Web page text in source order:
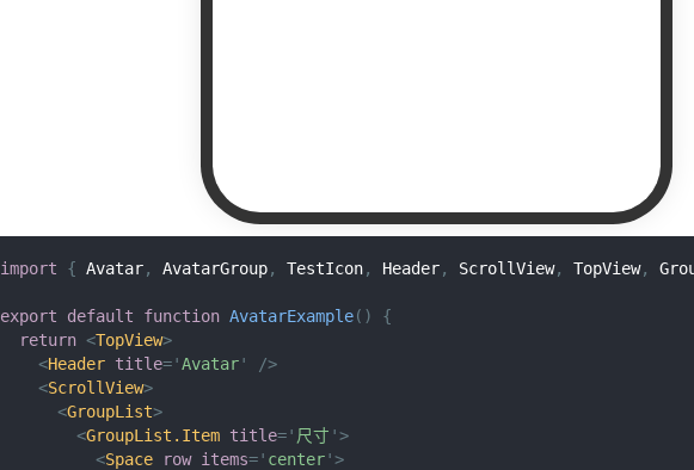
import { Avatar, AvatarGroup, TestIcon, Header, ScrollView, TopView,
export default function AvatarExample( )
{
return <TopView>
<Header title='Avatar'
/>
<ScrollView>
<GroupList>
<GroupList.Item title=' 尺寸 '>
<Space row items=' center'>